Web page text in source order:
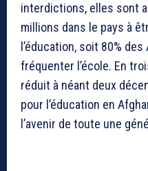
interdictions, elles sont
millions dans le pays à
l’éducation, soit 80%
fréquenter l’école. En
réduit à néant deux
pour l’éducation en
l’avenir de toute une